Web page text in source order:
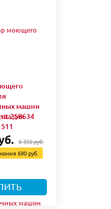
машин
258634
6 350 руб.
690 руб.